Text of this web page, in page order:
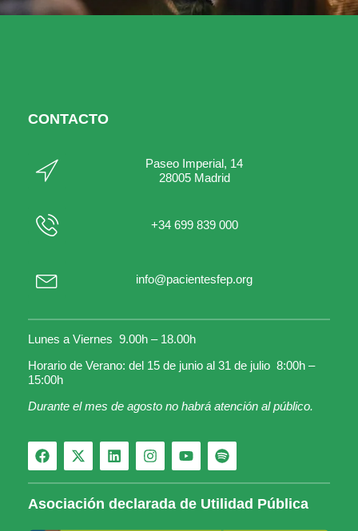
CONTACTO
Paseo Imperial, 14
28005 Madrid
+34 699 839 000
info@pacientesfep.org
Lunes a Viernes 9.00h – 18.00h
Horario de Verano: del 15 de junio al 31 de julio 8:00h –
15:00h
Durante el mes de agosto no habrá atención al público.
Asociación declarada de Utilidad Pública